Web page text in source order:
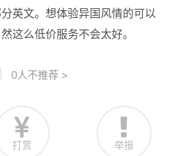
英文。想体验异国风情的可以
这么低价服务不会太好。
0人不推荐 >
打赏 举报